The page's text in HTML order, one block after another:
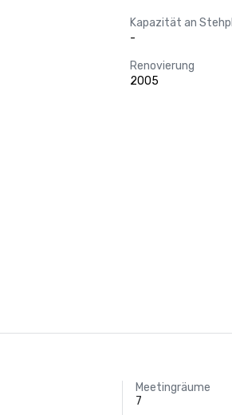
Kapazität an
-
Renovierung
2005
Meetingräume
7